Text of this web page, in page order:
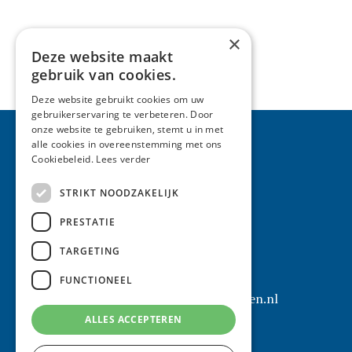
Contactgegevens
Meulenkamp Advocaten
St. Martinusstraat 5
5911 CJ Venlo
T: 077 351 50 41
info@meulenkampadvocaten.nl
×
Deze website maakt
gebruik van cookies.
Deze website gebruikt cookies om uw
gebruikerservaring te verbeteren. Door
onze website te gebruiken, stemt u in met
alle cookies in overeenstemming met ons
Cookiebeleid. Lees verder
STRIKT NOODZAKELIJK
PRESTATIE
TARGETING
FUNCTIONEEL
ALLES ACCEPTEREN